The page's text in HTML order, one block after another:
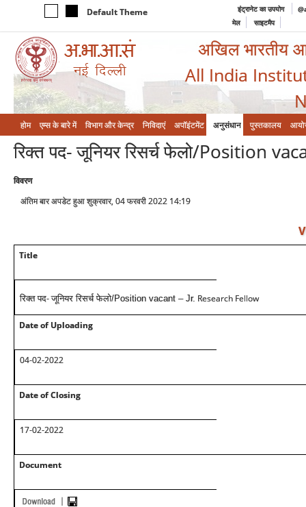
Default Theme इंट्रानेट का उपयोग
मेल
साइटमैप
अखिल भारतीय
All India
होम एम्‍स के बारे में विभाग और केन्‍द्र निविदाएं अपॉइंटमेंट अनुसंधान पुस्तकालय
रिक्त पद- जूनियर रिसर्च फेलो/Position
विवरण
अंतिम बार अपडेट हुआ शुक्रवार, 04 फरवरी 2022 14:19
Title
रिक्त पद-जूनियर रिसर्च फेलो/Position vacant – Jr. Research Fellow
Date of Uploading
04-02-2022
Date of Closing
17-02-2022
Document